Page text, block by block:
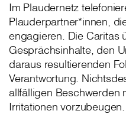
Im Plaudernetz
Plauderpartner*innen,
engagieren. Die Caritas
Gesprächsinhalte, den
daraus resultierenden
Verantwortung.
allfälligen Beschwerden
Irritationen vorzubeugen.